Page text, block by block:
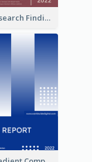
Dark Research Findings Annual Report